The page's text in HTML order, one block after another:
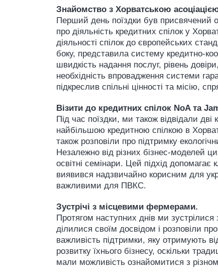
Знайомство з Хорватською
Перший день поїздки був присвячений
про діяльність кредитних спілок у
діяльності спілок до європейських
боку, представила систему кредитно-
швидкість надання послуг, рівень
необхідність впровадження системи
підкреслив спільні цінності та місію,
Візити до кредитних спілок NoA та
Під час поїздки, ми також відвідали дві
найбільшою кредитною спілкою в
також розповіли про підтримку
Незалежно від різних бізнес-моделей
освітні семінари. Цей підхід
виявився надзвичайно корисним для
важливими для ПВКС.
Зустрічі з місцевими фермерами.
Протягом наступних днів ми
ділилися своїм досвідом і розповіли
важливість підтримки, яку отримують
розвитку їхнього бізнесу, оскільки
мали можливість ознайомитися з